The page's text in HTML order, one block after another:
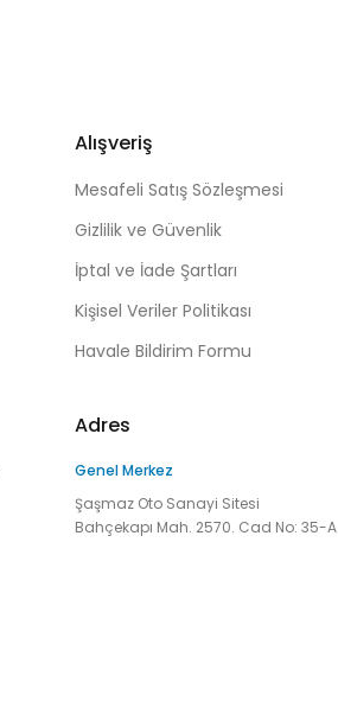
Alışveriş
Mesafeli Satış Sözleşmesi
Gizlilik ve Güvenlik
İptal ve İade Şartları
Kişisel Veriler Politikası
Havale Bildirim Formu
Adres
Genel Merkez
Şaşmaz Oto Sanayi Sitesi
Bahçekapı Mah. 2570. Cad No: 35-A